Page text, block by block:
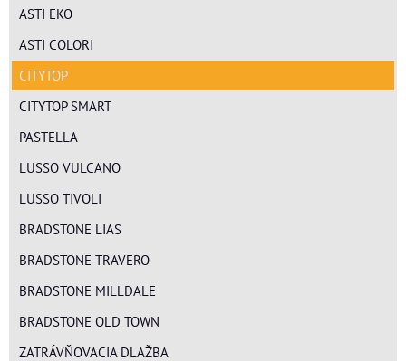
ASTI EKO
ASTI COLORI
CITYTOP
CITYTOP SMART
PASTELLA
LUSSO VULCANO
LUSSO TIVOLI
BRADSTONE LIAS
BRADSTONE TRAVERO
BRADSTONE MILLDALE
BRADSTONE OLD TOWN
ZATRÁVŇOVACIA DLAŽBA